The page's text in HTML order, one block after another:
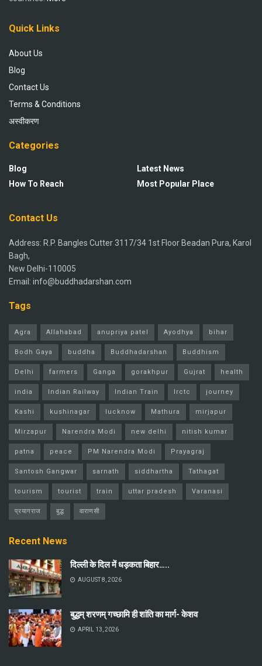
Quick Links
About Us
Blog
Contact Us
Terms & Conditions
अस्वीकरण
Categories
Blog
How To Reach
Latest News
Most Popular Place
Contact Us
Address: R.P. Bangles Cutter 3117/34 1st Floor Beadan Pura, Karol
Bagh,
New Delhi-110005
Email: info@buddhadarshan.com
Tags
Agra Allahabad anupriya patel Ayodhya bihar
Bodh Gaya buddha Buddhadarshan Buddhism
Delhi farmers Ganga gorakhpur Gujrat health
india Indian Railway Indian Train Irctc journey
Kashi kushinagar lucknow Mathura mirjapur
Mirzapur Narendra Modi new delhi nitish kumar
patna peace PM Narendra Modi Prayagraj
Santosh Gangwar sarnath siddhartha Tathagat
tourism tourist train uttar pradesh Varanasi
प्रयागराज बुद्ध वाराणसी
Recent News
दिल्ली के दिल में धड़कता बिहार…..
AUGUST 8, 2026
बुद्धम् शरणम् गच्छामि ही शांति का मार्ग- केशव
APRIL 13, 2026